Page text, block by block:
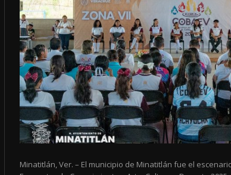
Minatitlán, Ver. – El municipio de Minatitlán fue el